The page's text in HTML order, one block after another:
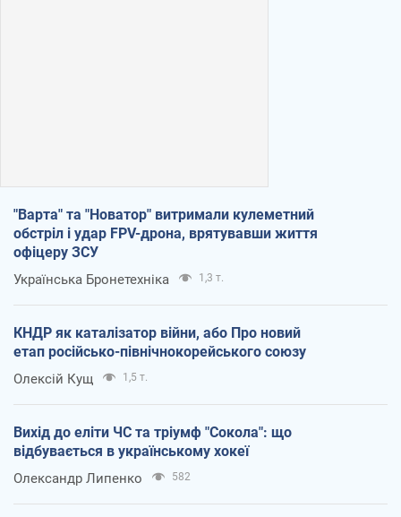
"Варта" та "Новатор" витримали кулеметний
обстріл і удар FPV-дрона, врятувавши життя
офіцеру ЗСУ
Українська Бронетехніка 1,3 т.
КНДР як каталізатор війни, або Про новий
етап російсько-північнокорейського союзу
Олексій Кущ 1,5 т.
Вихід до еліти ЧС та тріумф "Сокола": що
відбувається в українському хокеї
Олександр Липенко 582